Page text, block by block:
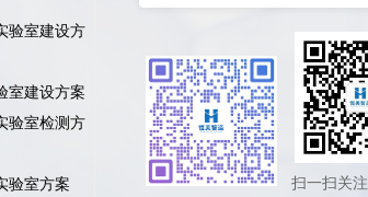
验室建设方
室建设方案
验室检测方
验室方案
扫一扫关